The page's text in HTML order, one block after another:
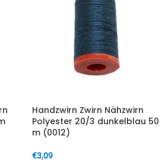
Handzwirn Zwirn Nähzwirn
Polyester 20/3 dunkelblau 50
m (0012)
€3,09